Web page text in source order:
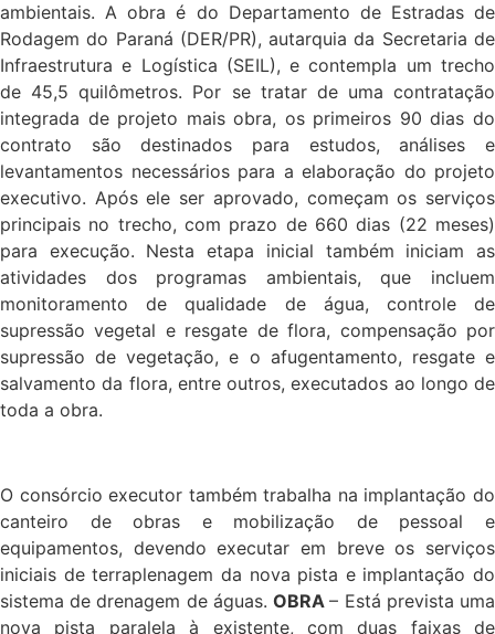
ambientais. A obra é do Departamento de Estradas de
Rodagem do Paraná (DER/PR), autarquia da Secretaria de
Infraestrutura e Logística (SEIL), e contempla um trecho
de 45,5 quilômetros. Por se tratar de uma contratação
integrada de projeto mais obra, os primeiros 90 dias do
contrato são destinados para estudos, análises e
levantamentos necessários para a elaboração do projeto
executivo. Após ele ser aprovado, começam os serviços
principais no trecho, com prazo de 660 dias (22 meses)
para execução. Nesta etapa inicial também iniciam as
atividades dos programas ambientais, que incluem
monitoramento de qualidade de água, controle de
supressão vegetal e resgate de flora, compensação por
supressão de vegetação, e o afugentamento, resgate e
salvamento da flora, entre outros, executados ao longo de
toda a obra.
O consórcio executor também trabalha na implantação do
canteiro de obras e mobilização de pessoal e
equipamentos, devendo executar em breve os serviços
iniciais de terraplenagem da nova pista e implantação do
sistema de drenagem de águas.OBRA– Está prevista uma
nova pista paralela à existente, com duas faixas de